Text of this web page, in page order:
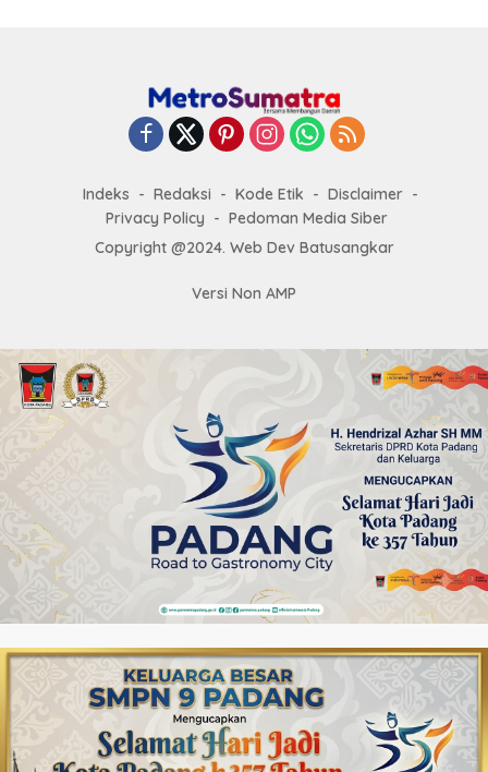
Indeks Redaksi Kode Etik
Disclaimer
Privacy Policy
Pedoman Media Siber
Copyright @2024. Web Dev Batusangkar
Versi Non AMP